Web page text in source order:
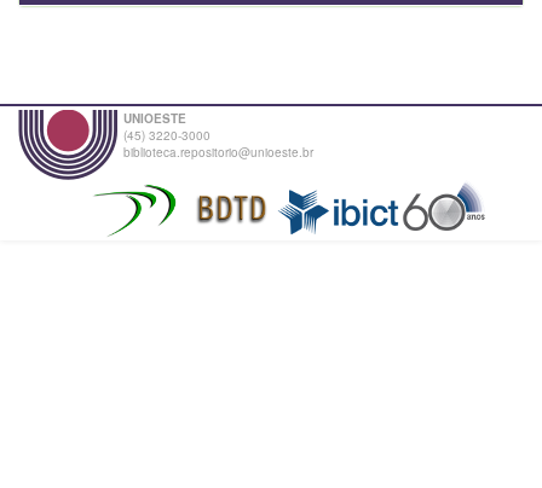
UNIOESTE
(45) 3220-3000
biblioteca.repositorio@unioeste.br